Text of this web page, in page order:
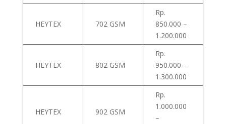
HEYTEX 702 GSM
Rp.
850.000 –
1.200.000
HEYTEX 802 GSM
Rp.
950.000 –
1.300.000
HEYTEX 902 GSM
Rp.
1.000.000
–